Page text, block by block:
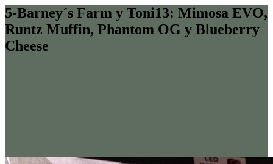
5-Barney´s Farm y Toni13: Mimosa EVO,
Runtz Muffin, Phantom OG y Blueberry
Cheese